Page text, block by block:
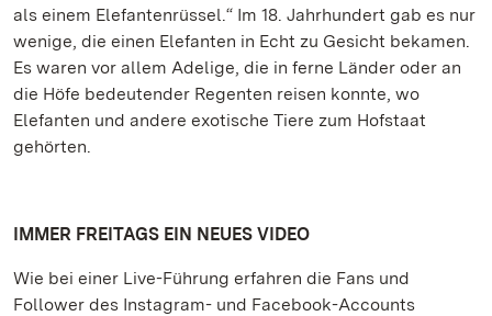
als einem Elefantenrüssel.“ Im 18. Jahrhundert gab es nur
wenige, die einen Elefanten in Echt zu Gesicht bekamen.
Es waren vor allem Adelige, die in ferne Länder oder an
die Höfe bedeutender Regenten reisen konnte, wo
Elefanten und andere exotische Tiere zum Hofstaat
gehörten.
IMMER FREITAGS EIN NEUES VIDEO
Wie bei einer Live-Führung erfahren die Fans und
Follower des Instagram- und Facebook-Accounts